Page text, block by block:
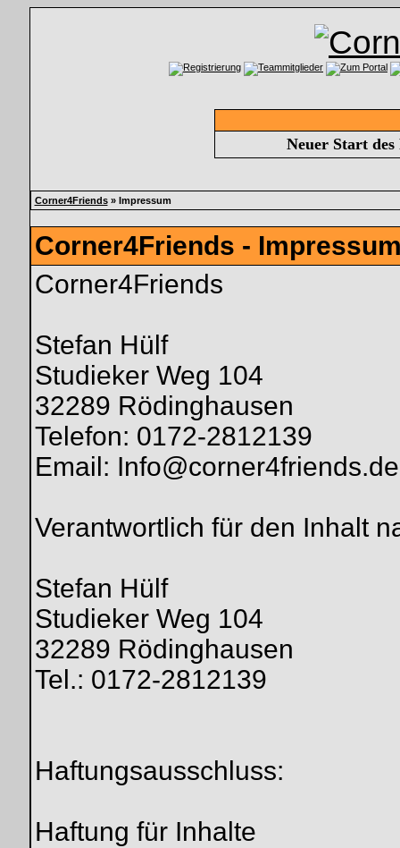
Neuer Start
Corner4Friends» Impressum
Corner4Friends -
Corner4Friends
Stefan Hülf
Studieker Weg 104
32289 Rödinghausen
Telefon: 0172-2812139
Email: Info@corner4friends.de
Verantwortlich für den Inhalt
Stefan Hülf
Studieker Weg 104
32289 Rödinghausen
Tel.: 0172-2812139
Haftungsausschluss:
Haftung für Inhalte